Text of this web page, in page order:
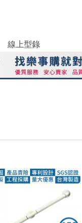
線上型錄